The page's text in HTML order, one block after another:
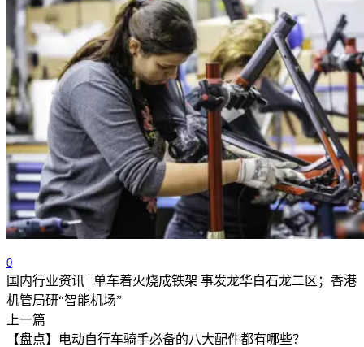
0
国内行业资讯 | 单车着火烧成铁架 事发龙华白石龙二区；香港
机管局研“智能机场”
上一篇
【盘点】电动自行车骑手必备的八大配件都有哪些？